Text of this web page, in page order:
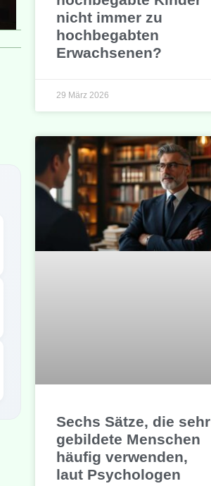
nicht immer zu
hochbegabten
Erwachsenen?
29 März 2026
Sechs Sätze, die sehr
gebildete Menschen
häufig verwenden,
laut Psychologen